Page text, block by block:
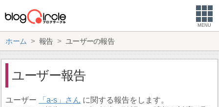
MENU
ホーム 報告 ユーザーの報告
ユーザー報告
ユーザー a-s
に関する報告をします。